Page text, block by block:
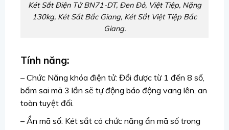
Két Sắt Điện Tử BN71-DT, Đen Đỏ, Việt Tiệp, Nặng
130kg, Két Sắt Bắc Giang, Két Sắt Việt Tiệp Bắc
Giang.
Tính năng:
– Chức Năng khóa điện tử: Đổi được từ 1 đến 8 số,
bấm sai mã 3 lần sẽ tự động báo động vang lên, an
toàn tuyệt đối.
– Ẩn mã số: Két sắt có chức năng ẩn mã số trong